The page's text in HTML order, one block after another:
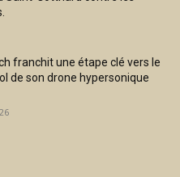
franchit une étape clé vers le
de son drone hypersonique